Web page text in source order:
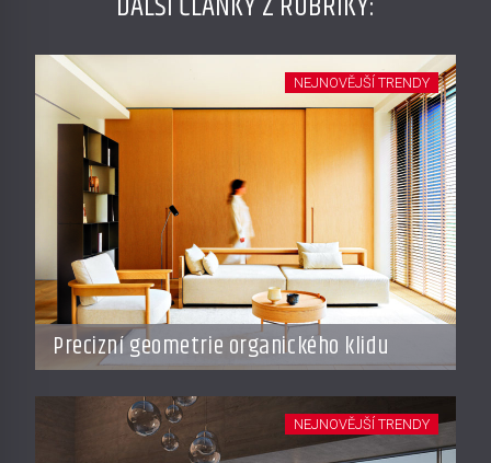
Precizní geometrie organického klidu
NEJNOVĚJŠÍ TRENDY
NEJNOVĚJŠÍ TRENDY